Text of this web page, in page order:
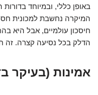
באופן כללי, ובמיוחד
המיקרה נחשבת למכונית
חיסכון עולמיים, אבל היא
הדלק בכל נסיעה קצרה. זה
אמינות (בעיקר